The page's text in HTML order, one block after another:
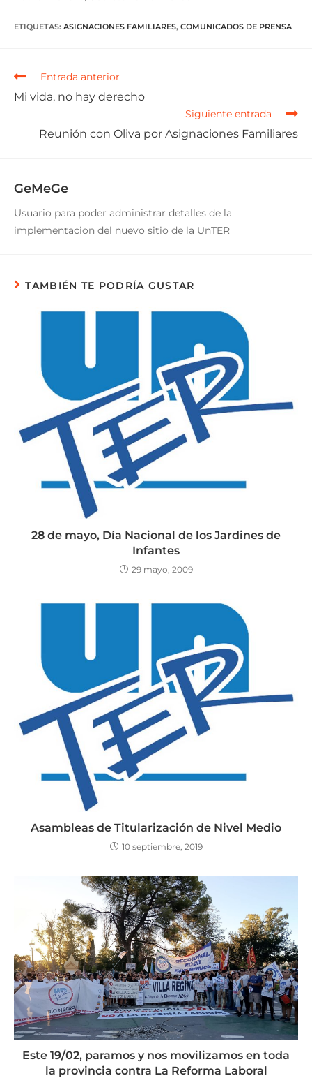
ETIQUETAS: ASIGNACIONES FAMILIARES, COMUNICADOS DE PRENSA
Entrada anterior
Mi vida, no hay derecho
Siguiente entrada
Reunión con Oliva por Asignaciones Familiares
GeMeGe
Usuario para poder administrar detalles de la
implementacion del nuevo sitio de la UnTER
TAMBIÉN TE PODRÍA GUSTAR
28 de mayo, Día Nacional de los Jardines de
Infantes
29 mayo, 2009
Asambleas de Titularización de Nivel Medio
10 septiembre, 2019
Este 19/02, paramos y nos movilizamos en toda
la provincia contra La Reforma Laboral